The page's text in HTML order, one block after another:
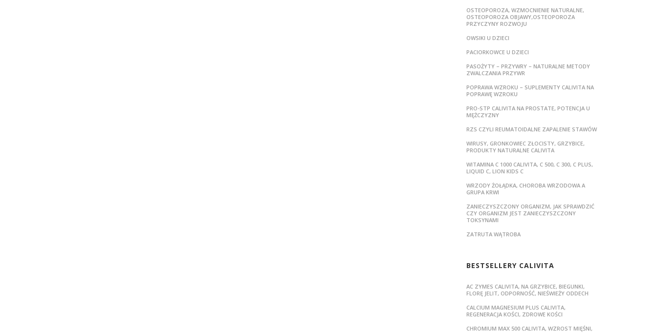
OSTEOPOROZA, WZMOCNIENIE NATURALNE,
OSTEOPOROZA OBJAWY,OSTEOPOROZA
PRZYCZYNY ROZWOJU
OWSIKI U DZIECI
PACIORKOWCE U DZIECI
PASOŻYTY – PRZYWRY – NATURALNE METODY
ZWALCZANIA PRZYWR
POPRAWA WZROKU – SUPLEMENTY CALIVITA NA
POPRAWĘ WZROKU
PRO-STP CALIVITA NA PROSTATE, POTENCJA U
MĘŻCZYZNY
RZS CZYLI REUMATOIDALNE ZAPALENIE STAWÓW
WIRUSY, GRONKOWIEC ZŁOCISTY, GRZYBICE,
PRODUKTY NATURALNE CALIVITA
WITAMINA C 1000 CALIVITA, C 500, C 300, C PLUS,
LIQUID C, LION KIDS C
WRZODY ŻOŁĄDKA, CHOROBA WRZODOWA A
GRUPA KRWI
ZANIECZYSZCZONY ORGANIZM, JAK SPRAWDZIĆ
CZY ORGANIZM JEST ZANIECZYSZCZONY
TOKSYNAMI
ZATRUTA WĄTROBA
BESTSELLERY CALIVITA
AC ZYMES CALIVITA, NA GRZYBICE, BIEGUNKI,
FLORĘ JELIT, ODPORNOŚĆ, NIEŚWIEŻY ODDECH
CALCIUM MAGNESIUM PLUS CALIVITA,
REGENERACJA KOŚCI, ZDROWE KOŚCI
CHROMIUM MAX 500 CALIVITA, WZROST MIĘŚNI,